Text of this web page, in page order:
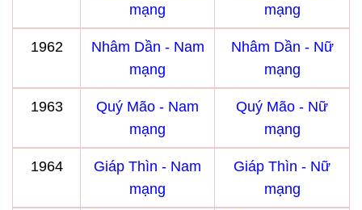
mạng
mạng
1962
Nhâm Dần - Nam
mạng
Nhâm Dần - Nữ
mạng
1963
Quý Mão - Nam
mạng
Quý Mão - Nữ
mạng
1964
Giáp Thìn - Nam
mạng
Giáp Thìn - Nữ
mạng